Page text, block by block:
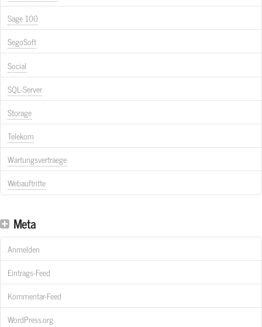
Sage 100
SegoSoft
Social
SQL-Server
Storage
Telekom
Wartungsvertraege
Webauftritte
Meta
Anmelden
Eintrags-Feed
Kommentar-Feed
WordPress.org